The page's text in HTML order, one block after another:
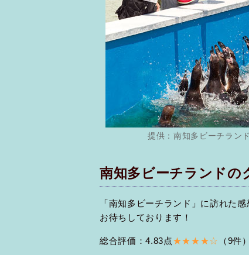
提供：南知多ビーチランド
南知多ビーチランドの
「南知多ビーチランド」に訪れた
お待ちしております！
総合評価：4.83点★★★★☆ （9件）